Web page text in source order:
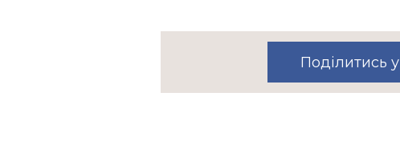
Поділитись у